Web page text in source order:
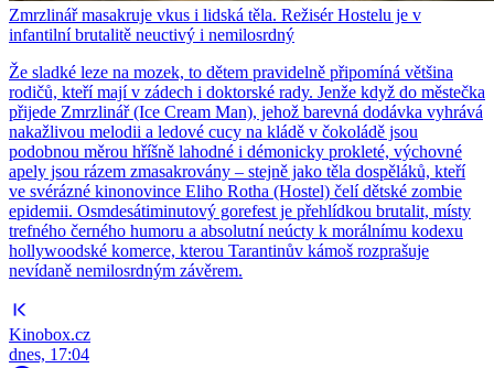
Zmrzlinář masakruje vkus i lidská těla. Režisér Hostelu je v
infantilní brutalitě neuctivý i nemilosrdný
Že sladké leze na mozek, to dětem pravidelně připomíná většina
rodičů, kteří mají v zádech i doktorské rady. Jenže když do městečka
přijede Zmrzlinář (Ice Cream Man), jehož barevná dodávka vyhrává
nakažlivou melodii a ledové cucy na kládě v čokoládě jsou
podobnou měrou hříšně lahodné i démonicky prokleté, výchovné
apely jsou rázem zmasakrovány – stejně jako těla dospěláků, kteří
ve svérázné kinonovince Eliho Rotha (Hostel) čelí dětské zombie
epidemii. Osmdesátiminutový gorefest je přehlídkou brutalit, místy
trefného černého humoru a absolutní neúcty k morálnímu kodexu
hollywoodské komerce, kterou Tarantinův kámoš rozprašuje
nevídaně nemilosrdným závěrem.
Kinobox.cz
dnes, 17:04